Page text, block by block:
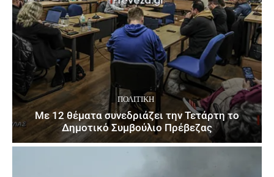
ΠΟΛΙΤΙΚΉ
Με 12 θέματα συνεδριάζει την Τετάρτη το
Δημοτικό Συμβούλιο Πρέβεζας